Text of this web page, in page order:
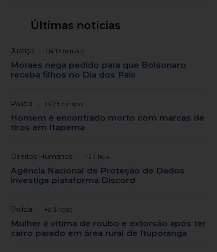
Últimas notícias
Justiça Há 15 minutos
Moraes nega pedido para que Bolsonaro
receba filhos no Dia dos Pais
Polícia Há 25 minutos
Homem é encontrado morto com marcas de
tiros em Itapema
Direitos Humanos Há 1 hora
Agência Nacional de Proteção de Dados
investiga plataforma Discord
Polícia Há 3 horas
Mulher é vítima de roubo e extorsão após ter
carro parado em área rural de Ituporanga